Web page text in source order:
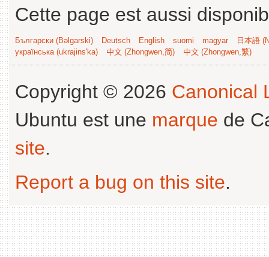
Cette page est aussi
Български (Bəlgarski) Deutsch English suomi magyar
日本語
українська (ukrajins'ka)
中文 (Zhongwen,简) 中文 (Zhongwen,繁)
Copyright © 2026 Canonical
Ubuntu est une marque de
site.
Report a bug on this site.